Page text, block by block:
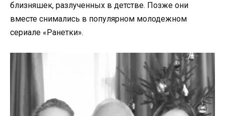
близняшек, разлученных в детстве. Позже они
вместе снимались в популярном молодежном
сериале «Ранетки».